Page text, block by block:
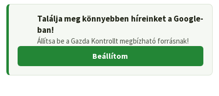
Találja meg könnyebben híreinket a Google-
ban!
Állítsa be a Gazda Kontrollt megbízható forrásnak!
Beállítom